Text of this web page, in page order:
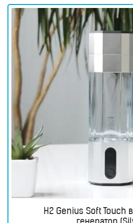
здоровья
Приборы
Дезинфекторы
Аксессуары
ИССЛЕДОВАНИЯ
БЛОГ
ОТЗЫВЫ
КОНТАКТЫ
H2 Genius Soft Touch